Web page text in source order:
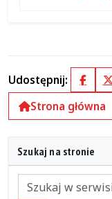
Udostępnij:
Strona główna
Szukaj na stronie